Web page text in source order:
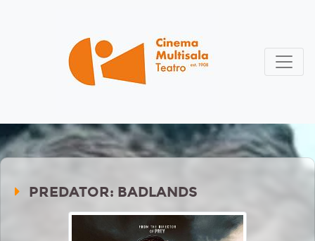
PREDATOR: BADLANDS